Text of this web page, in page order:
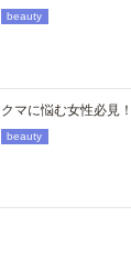
beauty
クマに悩む女性必見
beauty